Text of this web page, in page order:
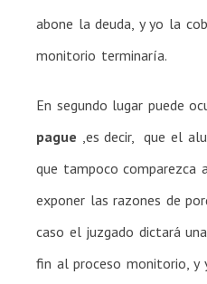
abone la deuda, y yo la
monitorio terminaría.
En segundo lugar puede
pague ,es decir, que el
que tampoco comparezca
exponer las razones de
caso el juzgado dictará
fin al proceso monitorio, y